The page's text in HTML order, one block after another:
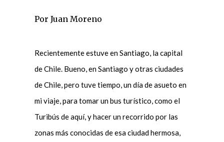
Por Juan Moreno
Recientemente estuve en Santiago, la capital
de Chile. Bueno, en Santiago y otras ciudades
de Chile, pero tuve tiempo, un día de asueto en
mi viaje, para tomar un bus turístico, como el
Turibús de aquí, y hacer un recorrido por las
zonas más conocidas de esa ciudad hermosa,